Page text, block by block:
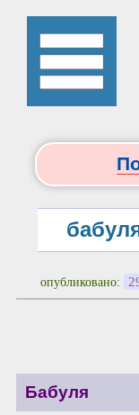
опубликовано:
Бабуля